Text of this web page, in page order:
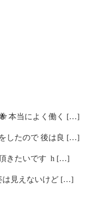
本当によく働く […]
したので 後は良 […]
頂きたいです h […]
は見えないけど […]